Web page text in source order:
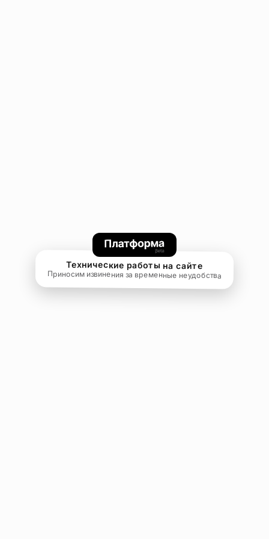
Технические работы на сайте
Приносим извинения за временные неудобства